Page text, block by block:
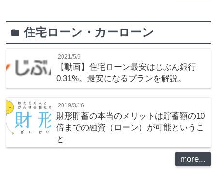
folder住宅ローン・カーローン
2021/5/9
【動画】住宅ローン最安はじぶん銀行
0.31%。最安になるプランを解説。
2019/3/16
財形貯蓄の本当のメリットは貯蓄額の10
倍までの融資（ローン）が可能というこ
と
more...